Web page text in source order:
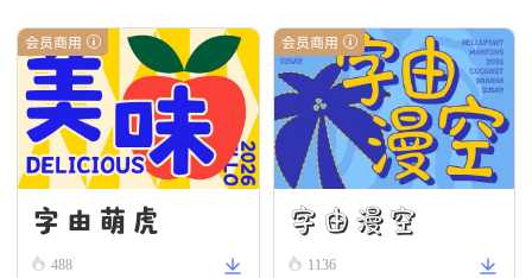
会员商用
字由萌虎
488
会员商用
字由漫空
1136